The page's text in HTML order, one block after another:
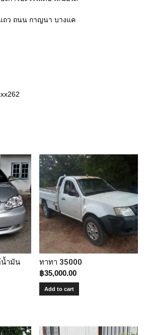
ถว ถนน กาญนา บางแค
น้ำมัน
ทาทา 35000
฿35,000.00
Add to cart